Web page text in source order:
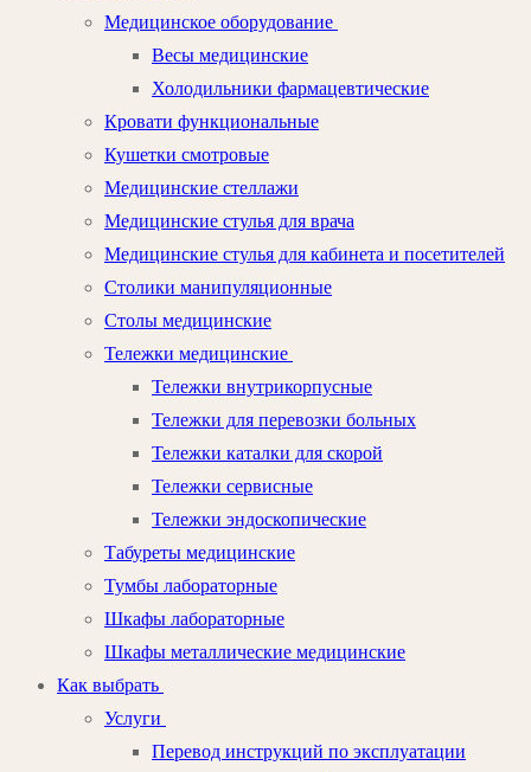
Медицинское оборудование
Весы медицинские
Холодильники фармацевтические
Кровати функциональные
Кушетки смотровые
Медицинские стеллажи
Медицинские стулья для врача
Медицинские стулья для кабинета и посетителей
Столики манипуляционные
Столы медицинские
Тележки медицинские
Тележки внутрикорпусные
Тележки для перевозки больных
Тележки каталки для скорой
Тележки сервисные
Тележки эндоскопические
Табуреты медицинские
Тумбы лабораторные
Шкафы лабораторные
Шкафы металлические медицинские
Как выбрать
Услуги
Перевод инструкций по эксплуатации